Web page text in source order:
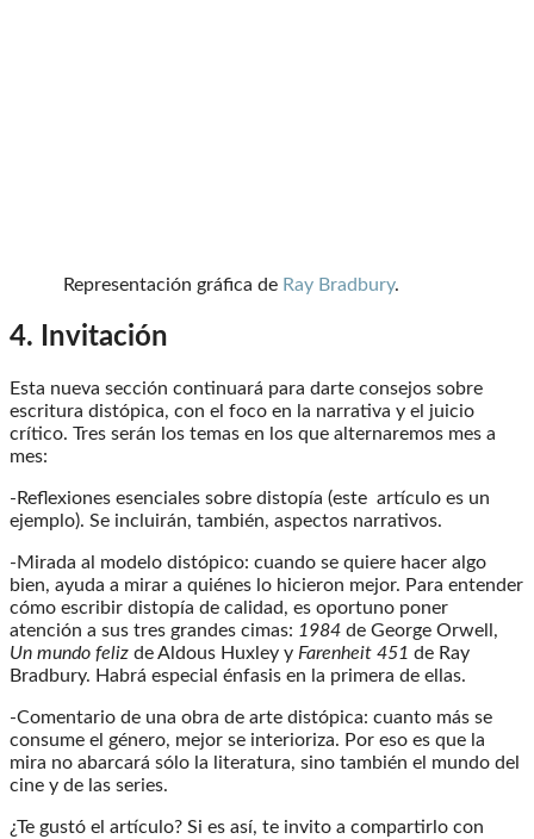
Representación gráfica de Ray Bradbury.
4. Invitación
Esta nueva sección continuará para darte consejos sobre
escritura distópica, con el foco en la narrativa y el juicio
crítico. Tres serán los temas en los que alternaremos mes a
mes:
-Reflexiones esenciales sobre distopía (este artículo es un
ejemplo). Se incluirán, también, aspectos narrativos.
-Mirada al modelo distópico: cuando se quiere hacer algo
bien, ayuda a mirar a quiénes lo hicieron mejor. Para entender
cómo escribir distopía de calidad, es oportuno poner
atención a sus tres grandes cimas: 1984 de George Orwell,
Un mundo feliz de Aldous Huxley y Farenheit 451 de Ray
Bradbury. Habrá especial énfasis en la primera de ellas.
-Comentario de una obra de arte distópica: cuanto más se
consume el género, mejor se interioriza. Por eso es que la
mira no abarcará sólo la literatura, sino también el mundo del
cine y de las series.
¿Te gustó el artículo? Si es así, te invito a compartirlo con